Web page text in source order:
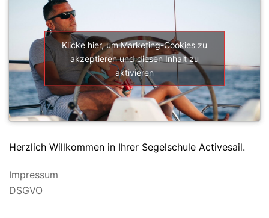
Klicke hier, um Marketing-Cookies zu
akzeptieren und diesen Inhalt zu
aktivieren
Herzlich Willkommen in Ihrer Segelschule Activesail.
Impressum
DSGVO